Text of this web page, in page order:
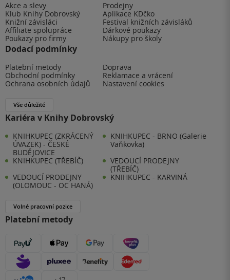
Akce a slevy
Prodejny
Klub Knihy Dobrovský
Aplikace KDčko
Knižní závisláci
Festival knižních závisláků
Affiliate spolupráce
Dárkové poukazy
Poukazy pro firmy
Nákupy pro školy
Dodací podmínky
Platební metody
Doprava
Obchodní podmínky
Reklamace a vrácení
Ochrana osobních údajů
Nastavení cookies
Vše důležité
Kariéra v Knihy Dobrovský
KNIHKUPEC (ZKRÁCENÝ
ÚVAZEK) - ČESKÉ
BUDĚJOVICE
KNIHKUPEC - BRNO (Galerie
Vaňkovka)
KNIHKUPEC (TŘEBÍČ)
VEDOUCÍ PRODEJNY
(TŘEBÍČ)
VEDOUCÍ PRODEJNY
(OLOMOUC - OC HANÁ)
KNIHKUPEC - KARVINÁ
Volné pracovní pozice
Platební metody